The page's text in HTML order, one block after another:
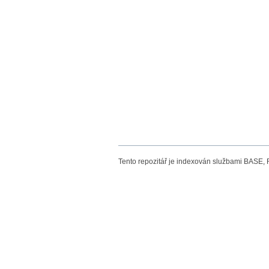
Tento repozitář je indexován službami BASE,